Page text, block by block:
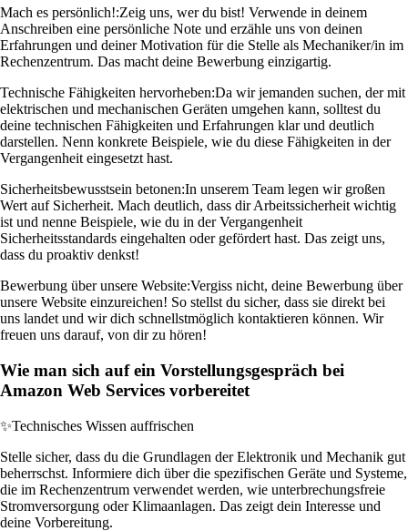
Mach es persönlich!:Zeig uns, wer du bist! Verwende in deinem
Anschreiben eine persönliche Note und erzähle uns von deinen
Erfahrungen und deiner Motivation für die Stelle als Mechaniker/in im
Rechenzentrum. Das macht deine Bewerbung einzigartig.
Technische Fähigkeiten hervorheben:Da wir jemanden suchen, der mit
elektrischen und mechanischen Geräten umgehen kann, solltest du
deine technischen Fähigkeiten und Erfahrungen klar und deutlich
darstellen. Nenn konkrete Beispiele, wie du diese Fähigkeiten in der
Vergangenheit eingesetzt hast.
Sicherheitsbewusstsein betonen:In unserem Team legen wir großen
Wert auf Sicherheit. Mach deutlich, dass dir Arbeitssicherheit wichtig
ist und nenne Beispiele, wie du in der Vergangenheit
Sicherheitsstandards eingehalten oder gefördert hast. Das zeigt uns,
dass du proaktiv denkst!
Bewerbung über unsere Website:Vergiss nicht, deine Bewerbung über
unsere Website einzureichen! So stellst du sicher, dass sie direkt bei
uns landet und wir dich schnellstmöglich kontaktieren können. Wir
freuen uns darauf, von dir zu hören!
Wie man sich auf ein Vorstellungsgespräch bei
Amazon Web Services vorbereitet
✨Technisches Wissen auffrischen
Stelle sicher, dass du die Grundlagen der Elektronik und Mechanik gut
beherrschst. Informiere dich über die spezifischen Geräte und Systeme,
die im Rechenzentrum verwendet werden, wie unterbrechungsfreie
Stromversorgung oder Klimaanlagen. Das zeigt dein Interesse und
deine Vorbereitung.